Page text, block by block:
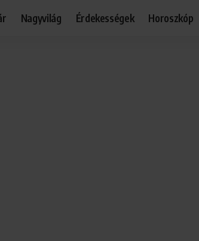
Nagyvilág Érdekességek Horoszkóp